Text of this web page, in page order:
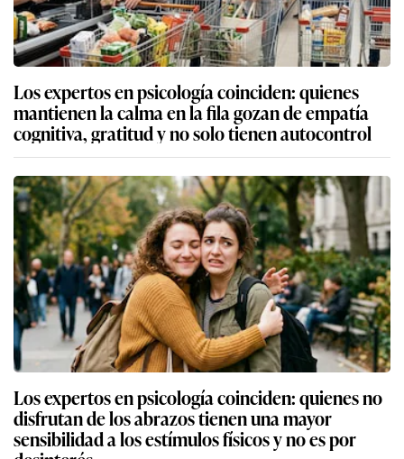
Los expertos en psicología coinciden: quienes
mantienen la calma en la fila gozan de empatía
cognitiva, gratitud y no solo tienen autocontrol
Los expertos en psicología coinciden: quienes no
disfrutan de los abrazos tienen una mayor
sensibilidad a los estímulos físicos y no es por